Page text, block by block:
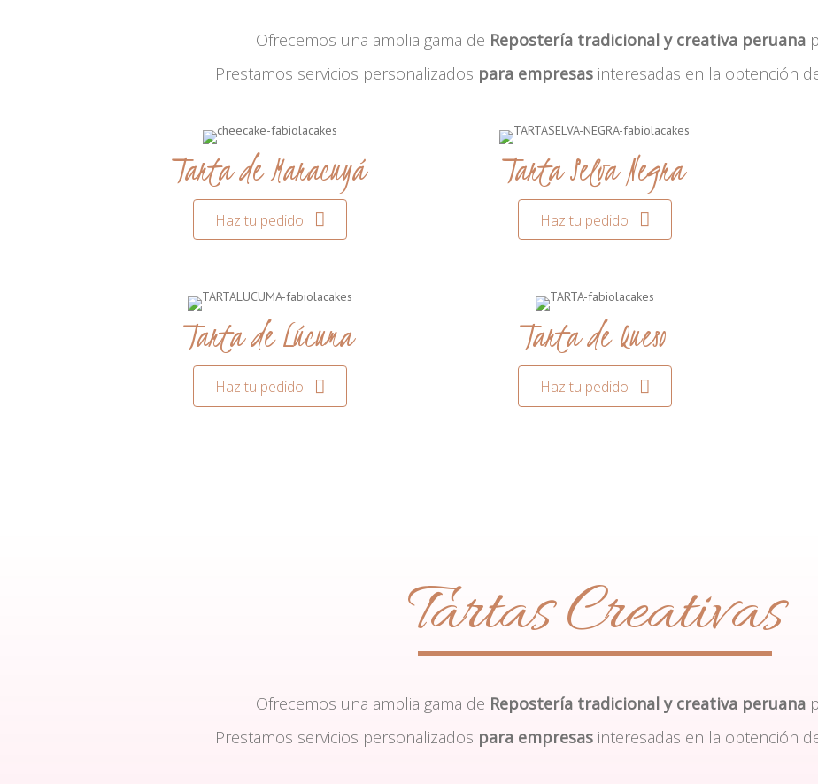
Ofrecemos una amplia gama de Repostería tradicional y creativa peruana
Prestamos servicios personalizados para empresas interesadas en la obtención
Tarta de Maracuyá
Haz tu pedido
Tarta Selva Negra
Haz tu pedido
Tarta de Lúcuma
Haz tu pedido
Tarta de Queso
Haz tu pedido
Tartas Creativas
Ofrecemos una amplia gama de Repostería tradicional y creativa peruana
Prestamos servicios personalizados para empresas interesadas en la obtención